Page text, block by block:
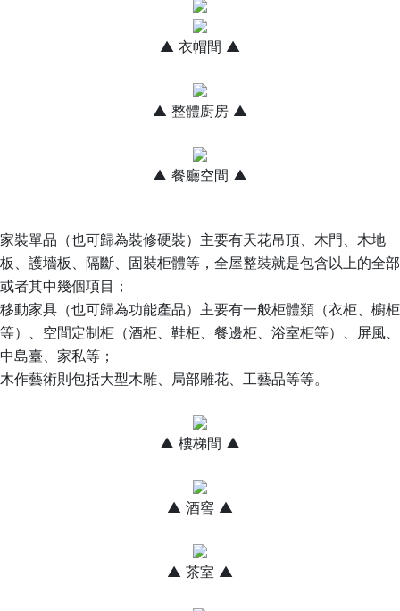
▲ 衣帽間 ▲
▲ 整體廚房 ▲
▲ 餐廳空間 ▲
家裝單品（也可歸為裝修硬裝）主要有天花吊頂、木門、木地
板、護墻板、隔斷、固裝柜體等，全屋整裝就是包含以上的全部
或者其中幾個項目；
移動家具（也可歸為功能產品）主要有一般柜體類（衣柜、櫥柜
等）、空間定制柜（酒柜、鞋柜、餐邊柜、浴室柜等）、屏風、
中島臺、家私等；
木作藝術則包括大型木雕、局部雕花、工藝品等等。
▲ 樓梯間 ▲
▲ 酒窖 ▲
▲ 茶室 ▲